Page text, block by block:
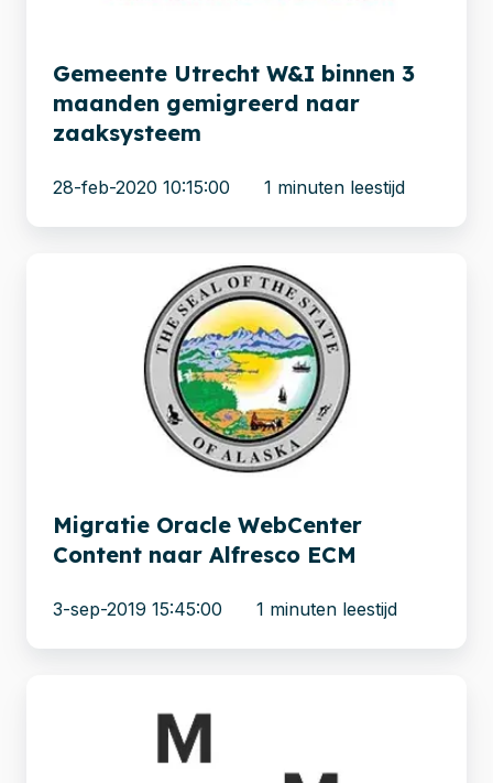
zaaksysteem
Gemeente Utrecht W&I binnen 3
maanden gemigreerd naar
zaaksysteem
28-feb-2020 10:15:00 1 minuten leestijd
Migratie Oracle WebCenter
Content naar Alfresco ECM
3-sep-2019 15:45:00 1 minuten leestijd